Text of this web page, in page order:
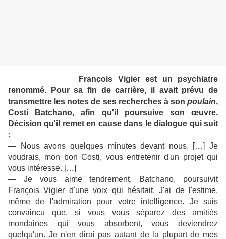
François Vigier est un psychiatre
renommé. Pour sa fin de carrière, il avait prévu de
transmettre les notes de ses recherches à son poulain,
Costi Batchano, afin qu'il poursuive son œuvre.
Décision qu'il remet en cause dans le dialogue qui suit
:
— Nous avons quelques minutes devant nous. […] Je
voudrais, mon bon Costi, vous entretenir d'un projet qui
vous intéresse. […]
— Je vous aime tendrement, Batchano, poursuivit
François Vigier d'une voix qui hésitait. J'ai de l'estime,
même de l'admiration pour votre intelligence. Je suis
convaincu que, si vous vous séparez des amitiés
mondaines qui vous absorbent, vous deviendrez
quelqu'un. Je n'en dirai pas autant de la plupart de mes